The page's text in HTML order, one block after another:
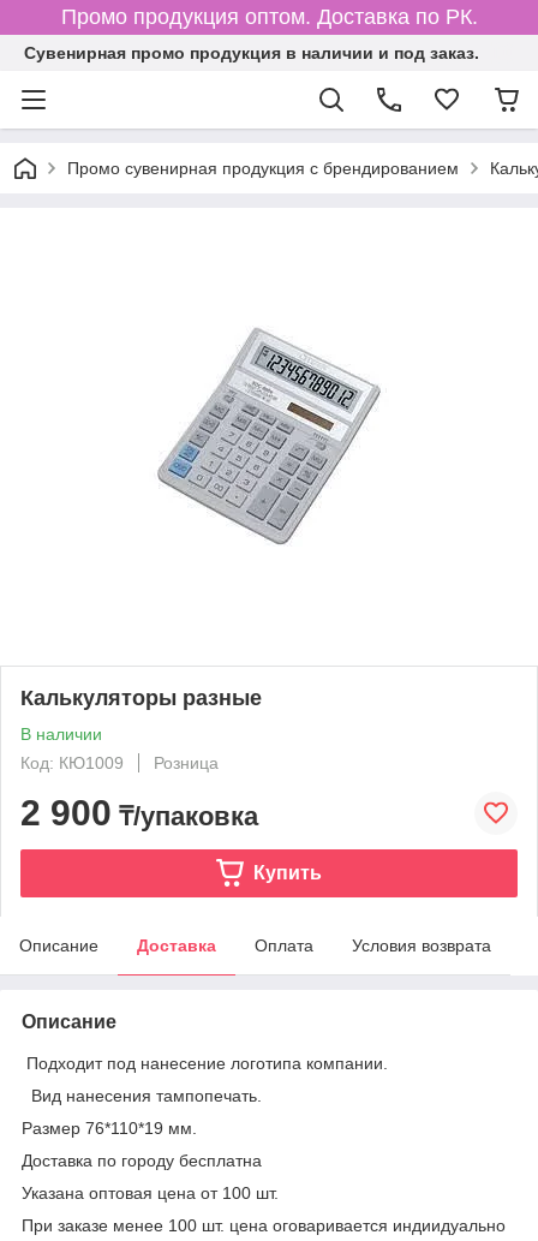
Промо продукция оптом. Доставка по РК.
Cувенирная промо продукция в наличии и под заказ.
Промо сувенирная продукция с брендированием
Калькуляторы разные
В наличии
Код: КЮ1009
Розница
2 900 ₸/упаковка
Купить
Описание Доставка Оплата Условия возврата
Описание
Подходит под нанесение логотипа компании.
Вид нанесения тампопечать.
Размер 76*110*19 мм.
Доставка по городу бесплатна
Указана оптовая цена от 100 шт.
При заказе менее 100 шт. цена оговаривается индиидуально